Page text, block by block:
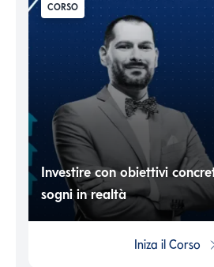
CORSO
Investire con obiettivi
sogni in realtà
Iniza il Corso